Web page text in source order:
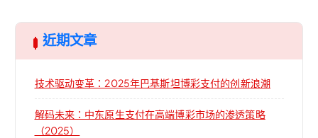
近期文章
技术驱动变革：2025年巴基斯坦博彩支付的创新浪潮
解码未来：中东原生支付在高端博彩市场的渗透策略
（2025）